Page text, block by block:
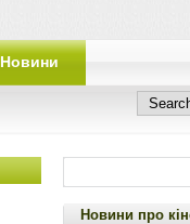
Новини
Новини про